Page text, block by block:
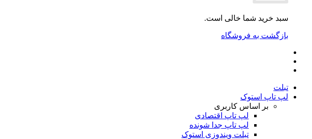
سبد خرید شما خالی است.
بازگشت به فروشگاه
تبلت
لپ تاپ استوک
بر اساس کاربری
لپ تاپ اقتصادی
لپ تاپ جدا شونده
تبلت ویندوزی استوک